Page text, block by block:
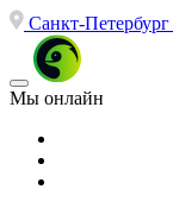
Санкт-Петербург
Мы онлайн